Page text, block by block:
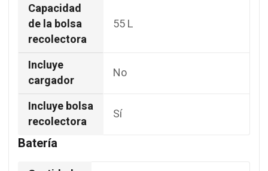
Capacidad
de la bolsa
recolectora
55 L
Incluye
cargador
No
Incluye bolsa
recolectora
Sí
Batería